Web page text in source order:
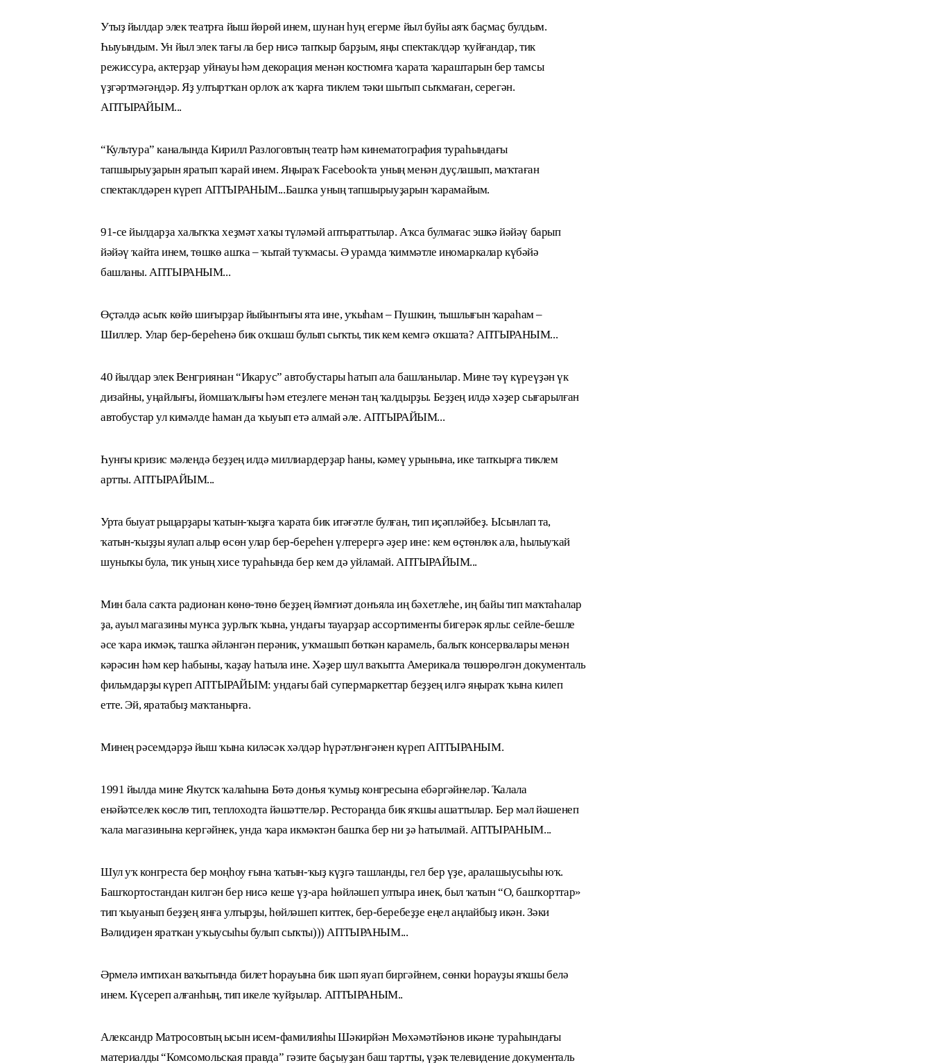
Утыҙ йылдар элек театрға йыш йөрөй инем, шунан һуң егерме йыл буйы аяҡ баҫмаҫ булдым.
Һыуындым. Ун йыл элек тағы ла бер нисә тапҡыр барҙым, яңы спектаклдәр ҡуйғандар, тик
режиссура, актерҙар уйнауы һәм декорация менән костюмға ҡарата ҡараштарын бер тамсы
үҙгәртмәгәндәр. Яҙ ултыртҡан орлоҡ аҡ ҡарға тиклем тәки шытып сыҡмаған, серегән.
АПТЫРАЙЫМ...
“Культура” каналында Кирилл Разлоговтың театр һәм кинематография тураһындағы
тапшырыуҙарын яратып ҡарай инем. Яңыраҡ Facebookта уның менән дуҫлашып, маҡтаған
спектаклдәрен күреп АПТЫРАНЫМ...Башҡа уның тапшырыуҙарын ҡарамайым.
91-се йылдарҙа халыҡҡа хеҙмәт хаҡы түләмәй аптыраттылар. Аҡса булмағас эшкә йәйәү барып
йәйәү ҡайта инем, төшкө ашҡа – ҡытай туҡмасы. Ә урамда ҡиммәтле иномаркалар күбәйә
башланы. АПТЫРАНЫМ...
Өҫтәлдә асыҡ көйө шиғырҙар йыйынтығы ята ине, уҡыһам – Пушкин, тышлығын ҡараһам –
Шиллер. Улар бер-береһенә бик оҡшаш булып сыҡты, тик кем кемгә оҡшата? АПТЫРАНЫМ...
40 йылдар элек Венгриянан “Икарус” автобустары һатып ала башланылар. Мине тәү күреүҙән үк
дизайны, уңайлығы, йомшаҡлығы һәм етеҙлеге менән таң ҡалдырҙы. Беҙҙең илдә хәҙер сығарылған
автобустар ул кимәлде һаман да ҡыуып етә алмай әле. АПТЫРАЙЫМ...
Һунғы кризис мәлендә беҙҙең илдә миллиардерҙар һаны, кәмеү урынына, ике тапҡырға тиклем
артты. АПТЫРАЙЫМ...
Урта быуат рыцарҙары ҡатын-ҡыҙға ҡарата бик итәғәтле булған, тип иҫәпләйбеҙ. Ысынлап та,
ҡатын-ҡыҙҙы яулап алыр өсөн улар бер-береһен үлтерергә әҙер ине: кем өҫтөнлөк ала, һылыуҡай
шуныҡы була, тик уның хисе тураһында бер кем дә уйламай. АПТЫРАЙЫМ...
Мин бала саҡта радионан көнө-төнө беҙҙең йәмғиәт донъяла иң бәхетлеһе, иң байы тип маҡтаһалар
ҙа, ауыл магазины мунса ҙурлыҡ ҡына, ундағы тауарҙар ассортименты бигерәк ярлы: сейле-бешле
әсе ҡара икмәк, ташҡа әйләнгән перәник, уҡмашып бөткән карамель, балыҡ консервалары менән
кәрәсин һәм кер һабыны, ҡаҙау һатыла ине. Хәҙер шул ваҡытта Америкала төшөрөлгән документаль
фильмдарҙы күреп АПТЫРАЙЫМ: ундағы бай супермаркеттар беҙҙең илгә яңыраҡ ҡына килеп
етте. Эй, яратабыҙ маҡтанырға.
Минең рәсемдәрҙә йыш ҡына киләсәк хәлдәр һүрәтләнгәнен күреп АПТЫРАНЫМ.
1991 йылда мине Якутск ҡалаһына Бөтә донъя ҡумыҙ конгресына ебәргәйнеләр. Ҡалала
енәйәтселек көслө тип, теплоходта йәшәттеләр. Ресторанда бик яҡшы ашаттылар. Бер мәл йәшенеп
ҡала магазинына кергәйнек, унда ҡара икмәктән башҡа бер ни ҙә һатылмай. АПТЫРАНЫМ...
Шул уҡ конгреста бер моңһоу ғына ҡатын-ҡыҙ күҙгә ташланды, гел бер үҙе, аралашыусыһы юҡ.
Башҡортостандан килгән бер нисә кеше үҙ-ара һөйләшеп ултыра инек, был ҡатын “О, башҡорттар»
тип ҡыуанып беҙҙең янға ултырҙы, һөйләшеп киттек, бер-беребеҙҙе еңел аңлайбыҙ икән. Зәки
Вәлидиҙен яратҡан уҡыусыһы булып сыҡты))) АПТЫРАНЫМ...
Әрмелә имтихан ваҡытында билет һорауына бик шәп яуап биргәйнем, сөнки һорауҙы яҡшы белә
инем. Күсереп алғанһың, тип икеле ҡуйҙылар. АПТЫРАНЫМ..
Александр Матросовтың ысын исем-фамилияһы Шәкирйән Мөхәмәтйәнов икәне тураһындағы
материалды “Комсомольская правда” гәзите баҫыуҙан баш тартты, үҙәк телевидение документаль